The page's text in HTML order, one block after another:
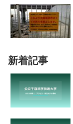
新着記事